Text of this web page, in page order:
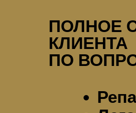
ПОЛНОЕ
КЛИЕНТА
ПО